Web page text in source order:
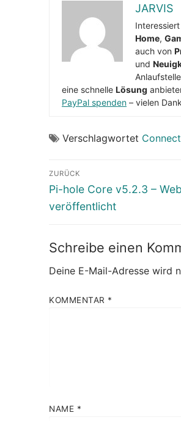
JARVIS
Home,
auch von
und
eine schnelle Lösung
PayPal spenden – vielen
Verschlagwortet
ZURÜCK
Vorheriger
Beitrag:
Pi-hole Core v5.2.3 –
veröffentlicht
Schreibe einen
Deine E-Mail-Adresse wird
KOMMENTAR *
NAME *